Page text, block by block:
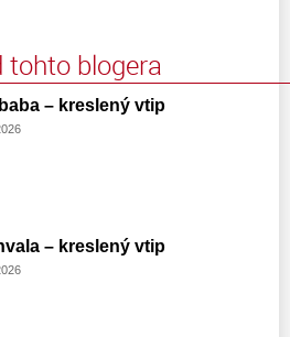
tohto blogera
– kreslený vtip
– kreslený vtip